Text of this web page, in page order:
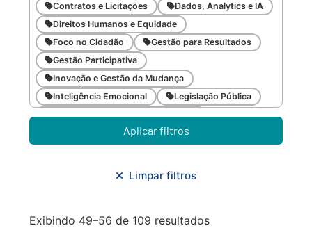
Contratos e Licitações
Dados, Analytics e IA
Direitos Humanos e Equidade
Foco no Cidadão
Gestão para Resultados
Gestão Participativa
Inovação e Gestão da Mudança
Inteligência Emocional
Legislação Pública
Meio Ambiente e Sustentabilidade
Metodologias Ágeis
Orçamento e Finanças
Planejamento Urbano/Mobilidade
Aplicar filtros
Limpar filtros
Exibindo 49–56 de 109 resultados